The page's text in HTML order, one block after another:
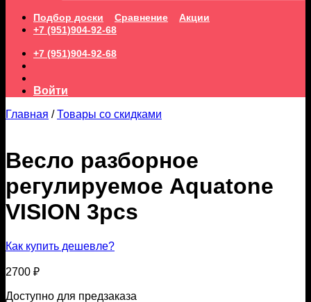
Подбор доски Сравнение
Акции
+7 (951)904-92-68
+7 (951)904-92-68
Войти
Главная / Товары со скидками
Весло разборное
регулируемое Aquatone
VISION 3pcs
Как купить дешевле?
2700 ₽
Доступно для предзаказа